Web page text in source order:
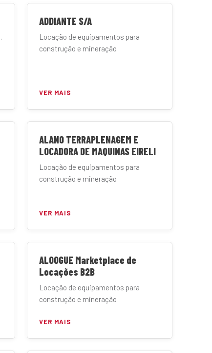
ADDIANTE S/A
Locação de equipamentos para
construção e mineração
VER MAIS
ALANO TERRAPLENAGEM E
LOCADORA DE MAQUINAS EIRELI
Locação de equipamentos para
construção e mineração
VER MAIS
ALOOGUE Marketplace de
Locações B2B
Locação de equipamentos para
construção e mineração
VER MAIS